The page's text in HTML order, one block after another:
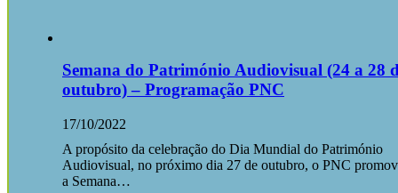
Semana do Património Audiovisual (24 a 28
outubro) – Programação PNC
17/10/2022
A propósito da celebração do Dia Mundial do Património
Audiovisual, no próximo dia 27 de outubro, o PNC
a Semana…